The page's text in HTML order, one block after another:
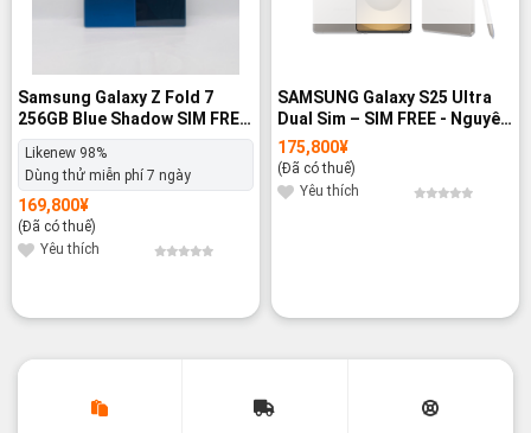
Samsung Galaxy Z Fold 7
256GB Blue Shadow SIM FREE
- Likenew 98%
Likenew 98%
Dùng thử miễn phí 7 ngày
169,800¥
(Đã có thuế)
Yêu thích
SAMSUNG Galaxy S25 Ultra
Dual Sim – SIM FREE - Nguyên
hộp
175,800¥
(Đã có thuế)
Yêu thích